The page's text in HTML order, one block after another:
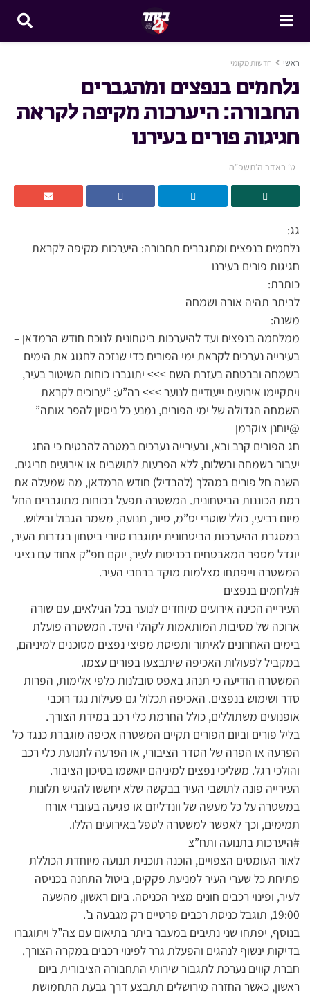
ראשי חדשות מקומי
נלחמים בנפצים ומתגברים
תחבורה: היערכות מקיפה לקראת
חגיגות פורים בעירנו
ט׳ באדר ה׳תשפ״ה
גג:
נלחמים בנפצים ומתגברים תחבורה: היערכות מקיפה לקראת
חגיגות פורים בעירנו
כותרת:
לביתר תהיה אורה ושמחה
משנה:
ממלחמה בנפצים ועד להיערכות ביטחונית לנוכח חודש הרמדאן –
בעירייה נערכים לקראת ימי הפורים כדי שנזכה לחגוג את הימים
בשמחה ובבטחה בעזרת השם >>> יתוגברו כוחות השיטור בעיר,
ויתקיימו אירועים ייעודיים לנוער >>> רה”ע: “ערוכים לקראת
השמחה הגדולה של ימי הפורים, נמנע כל ניסיון להפר אותה”
@יוחנן צוקרמן
חג הפורים קרב ובא, ובעירייה נערכים במטרה להבטיח כי החג
יעבור בשמחה ובשלום, ללא הפרעות לתושבים או אירועים חריגים.
השנה חל פורים במהלך (להבדיל) חודש הרמדאן, מה שמעלה את
רמת הכוננות הביטחונית. המשטרה תפעל בכוחות מתוגברים החל
מיום רביעי, כולל שוטרי יס”מ, סיור, תנועה, משמר הגבול ובילוש.
במסגרת ההיערכות הביטחונית יתוגברו סיורי ביטחון בגדרות העיר,
יוגדל מספר המאבטחים בכניסות לעיר, יוקם חפ”ק אחוד עם נציגי
המשטרה וייפתחו מצלמות מוקד ברחבי העיר.
#נלחמים בנפצים
העירייה הכינה אירועים מיוחדים לנוער בכל הגילאים, עם שורה
ארוכה של מסיבות המותאמות לקהלי היעד. המשטרה פועלת
בימים האחרונים לאיתור ותפיסת מפיצי נפצים מסוכנים למיניהם,
במקביל לפעולות האכיפה שיתבצעו בפורים עצמו.
המשטרה הודיעה כי תנהג באפס סובלנות כלפי אלימות, הפרות
סדר ושימוש בנפצים. האכיפה תכלול גם פעילות נגד רוכבי
אופנועים משתוללים, כולל החרמת כלי רכב במידת הצורך.
בליל פורים וביום הפורים תקיים המשטרה אכיפה מוגברת כנגד כל
הפרעה או הפרה של הסדר הציבורי, או הפרעה לתנועת כלי רכב
והולכי רגל. משליכי נפצים למיניהם יואשמו בסיכון הציבור.
העירייה פונה לתושבי העיר בבקשה שלא יחששו להגיש תלונות
במשטרה על כל מעשה של וונדליזם או פגיעה בעוברי אורח
תמימים, וכך לאפשר למשטרה לטפל באירועים הללו.
#היערכות בתנועה ותח”צ
לאור העומסים הצפויים, הוכנה תוכנית תנועה מיוחדת הכוללת
פתיחת כל שערי העיר למניעת פקקים, ביטול התחנה בכניסה
לעיר, ופינוי רכבים חונים מציר הכניסה. ביום ראשון, מהשעה
19:00, תוגבל כניסת רכבים פרטיים רק מגבעה ב’.
בנוסף, יפתחו שני נתיבים במעבר ביתר בתיאום עם צה”ל ויתוגברו
בדיקות ינשוף לנהגים והפעלת גרר לפינוי רכבים במקרה הצורך.
חברת קווים נערכת לתגבור שירותי התחבורה הציבורית ביום
ראשון, כאשר החזרה מירושלים תתבצע דרך גבעת התחמושת